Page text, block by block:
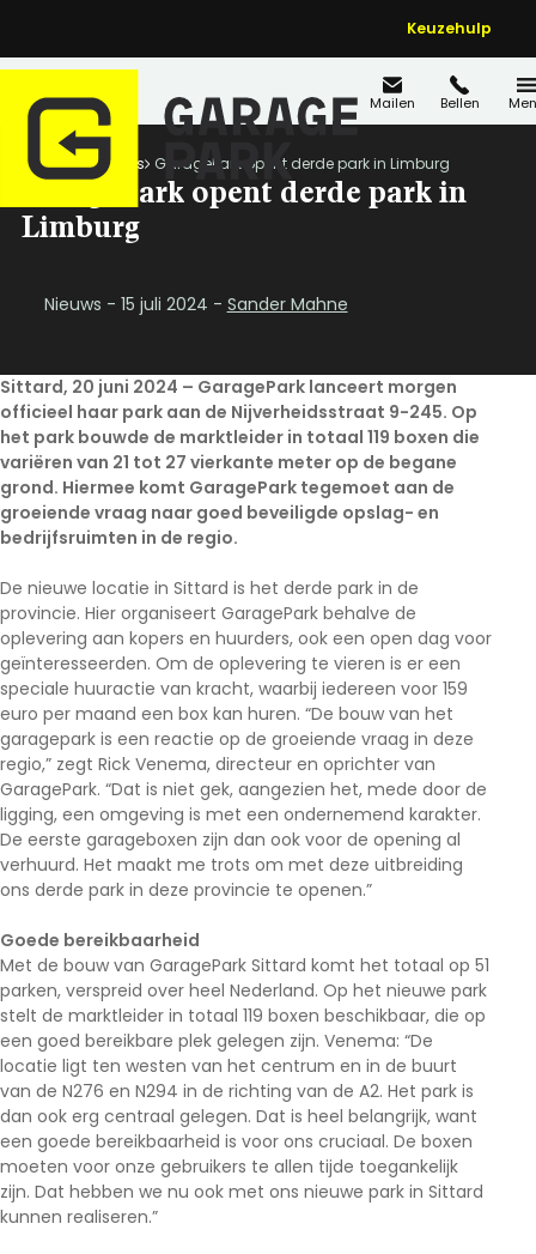
Keuzehulp
Mailen Bellen
Home Nieuws GaragePark opent derde park in Limburg
GaragePark opent derde park in
Limburg
Nieuws - 15 juli 2024 - Sander Mahne
Sittard, 20 juni 2024 – GaragePark lanceert morgen
officieel haar park aan de Nijverheidsstraat 9-245. Op
het park bouwde de marktleider in totaal 119 boxen die
variëren van 21 tot 27 vierkante meter op de begane
grond. Hiermee komt GaragePark tegemoet aan de
groeiende vraag naar goed beveiligde opslag- en
bedrijfsruimten in de regio.
De nieuwe locatie in Sittard is het derde park in de
provincie. Hier organiseert GaragePark behalve de
oplevering aan kopers en huurders, ook een open dag voor
geïnteresseerden. Om de oplevering te vieren is er een
speciale huuractie van kracht, waarbij iedereen voor 159
euro per maand een box kan huren. “De bouw van het
garagepark is een reactie op de groeiende vraag in deze
regio,” zegt Rick Venema, directeur en oprichter van
GaragePark. “Dat is niet gek, aangezien het, mede door de
ligging, een omgeving is met een ondernemend karakter.
De eerste garageboxen zijn dan ook voor de opening al
verhuurd. Het maakt me trots om met deze uitbreiding
ons derde park in deze provincie te openen.”
Goede bereikbaarheid
Met de bouw van GaragePark Sittard komt het totaal op 51
parken, verspreid over heel Nederland. Op het nieuwe park
stelt de marktleider in totaal 119 boxen beschikbaar, die op
een goed bereikbare plek gelegen zijn. Venema: “De
locatie ligt ten westen van het centrum en in de buurt
van de N276 en N294 in de richting van de A2. Het park is
dan ook erg centraal gelegen. Dat is heel belangrijk, want
een goede bereikbaarheid is voor ons cruciaal. De boxen
moeten voor onze gebruikers te allen tijde toegankelijk
zijn. Dat hebben we nu ook met ons nieuwe park in Sittard
kunnen realiseren.”